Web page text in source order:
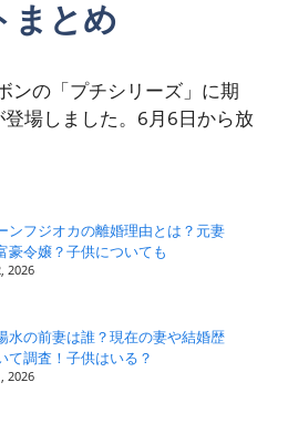
まとめ
ンの「プチシリーズ」に期
場しました。6月6日から放
ンフジオカの離婚理由とは？元妻
豪令嬢？子供についても
2026
水の前妻は誰？現在の妻や結婚歴
て調査！子供はいる？
2026